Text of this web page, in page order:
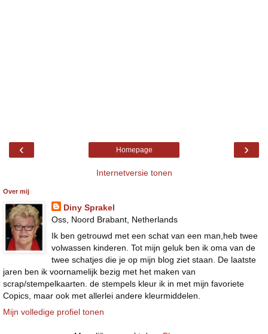
‹ ›
Homepage
Internetversie tonen
Over mij
Diny Sprakel
Oss, Noord Brabant, Netherlands
Ik ben getrouwd met een schat van een man,heb twee
volwassen kinderen. Tot mijn geluk ben ik oma van de
twee schatjes die je op mijn blog ziet staan. De laatste
jaren ben ik voornamelijk bezig met het maken van
scrap/stempelkaarten. de stempels kleur ik in met mijn favoriete
Copics, maar ook met allerlei andere kleurmiddelen.
Mijn volledige profiel tonen